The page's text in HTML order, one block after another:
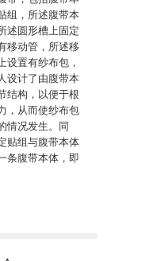
组，所述腹带本
述圆形槽上固定
移动管，所述移
设置有纱布包，
设计了由腹带本
结构，以便于根
，从而使纱布包
情况发生。同
贴组与腹带本体
条腹带本体，即